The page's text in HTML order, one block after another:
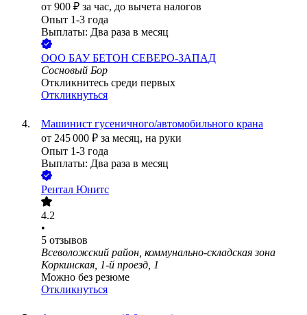
от 900 ₽ за час, до вычета налогов
Опыт 1-3 года
Выплаты: Два раза в месяц
ООО БАУ БЕТОН СЕВЕРО-ЗАПАД
Сосновый Бор
Откликнитесь среди первых
Откликнуться
Машинист гусеничного/автомобильного крана
от 245 000 ₽ за месяц, на руки
Опыт 1-3 года
Выплаты: Два раза в месяц
Рентал Юнитс
4.2
•
5 отзывов
Всеволожский район, коммунально-складская зона
Коркинская, 1-й проезд, 1
Можно без резюме
Откликнуться